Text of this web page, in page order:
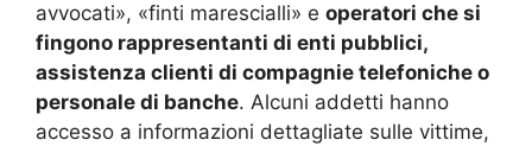
avvocati», «finti marescialli» e operatori che si
fingono rappresentanti di enti pubblici,
assistenza clienti di compagnie telefoniche o
personale di banche. Alcuni addetti hanno
accesso a informazioni dettagliate sulle vittime,